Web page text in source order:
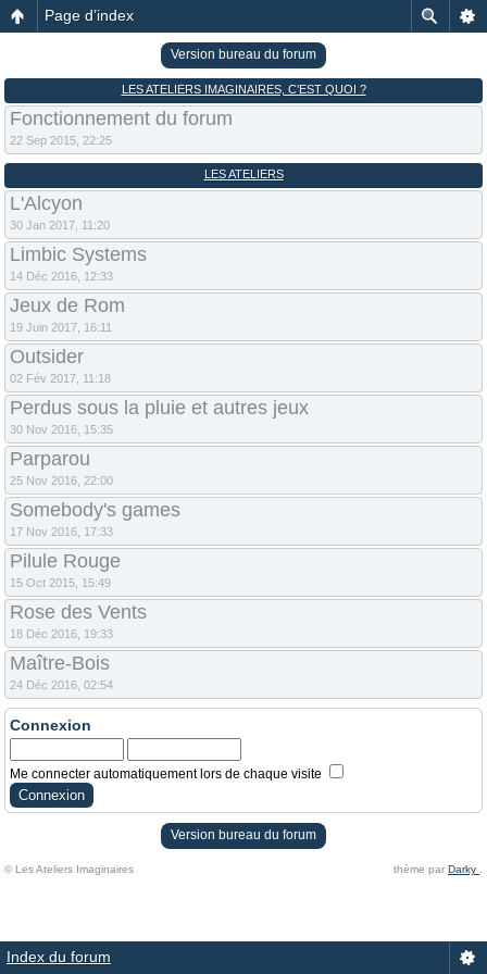
Page d’index
Version bureau du forum
LES ATELIERS IMAGINAIRES, C’EST QUOI ?
Fonctionnement du forum
22 Sep 2015, 22:25
LES ATELIERS
L'Alcyon
30 Jan 2017, 11:20
Limbic Systems
14 Déc 2016, 12:33
Jeux de Rom
19 Juin 2017, 16:11
Outsider
02 Fév 2017, 11:18
Perdus sous la pluie et autres jeux
30 Nov 2016, 15:35
Parparou
25 Nov 2016, 22:00
Somebody's games
17 Nov 2016, 17:33
Pilule Rouge
15 Oct 2015, 15:49
Rose des Vents
18 Déc 2016, 19:33
Maître-Bois
24 Déc 2016, 02:54
Connexion
Me connecter automatiquement lors de chaque visite
Version bureau du forum
© Les Ateliers Imaginaires thème par Darky
Index du forum